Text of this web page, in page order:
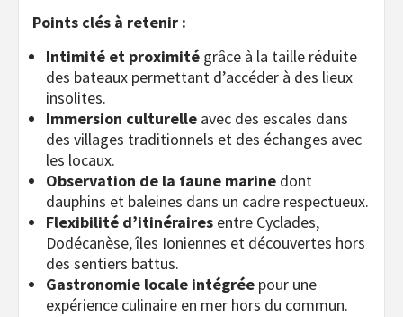
Points clés à retenir :
Intimité et proximité grâce à la taille réduite
des bateaux permettant d’accéder à des lieux
insolites.
Immersion culturelle avec des escales dans
des villages traditionnels et des échanges avec
les locaux.
Observation de la faune marine dont
dauphins et baleines dans un cadre respectueux.
Flexibilité d’itinéraires entre Cyclades,
Dodécanèse, îles Ioniennes et découvertes hors
des sentiers battus.
Gastronomie locale intégrée pour une
expérience culinaire en mer hors du commun.